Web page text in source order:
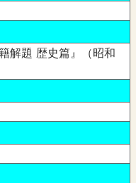
解題 歴史篇』（昭和